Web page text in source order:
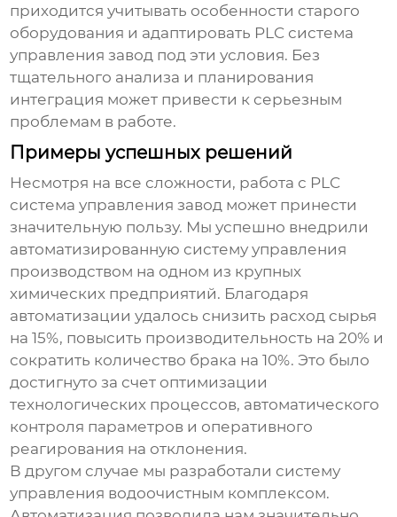
приходится учитывать особенности старого
оборудования и адаптировать PLC система
управления завод под эти условия. Без
тщательного анализа и планирования
интеграция может привести к серьезным
проблемам в работе.
Примеры успешных решений
Несмотря на все сложности, работа с PLC
система управления завод может принести
значительную пользу. Мы успешно внедрили
автоматизированную систему управления
производством на одном из крупных
химических предприятий. Благодаря
автоматизации удалось снизить расход сырья
на 15%, повысить производительность на 20% и
сократить количество брака на 10%. Это было
достигнуто за счет оптимизации
технологических процессов, автоматического
контроля параметров и оперативного
реагирования на отклонения.
В другом случае мы разработали систему
управления водоочистным комплексом.